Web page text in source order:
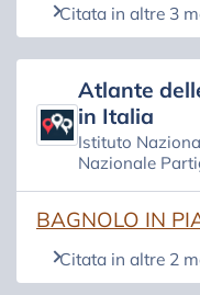
Citata in altre 3
Atlante
in Italia
Istituto
Nazionale
BAGNOLO IN
(si apre in una
Citata in altre 2